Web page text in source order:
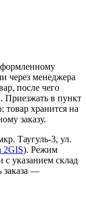
через менеджера
после чего
Приезжать в пункт
товар хранится на
заказу.
Таугуль-3, ул.
2GIS). Режим
указанием склад
заказа —